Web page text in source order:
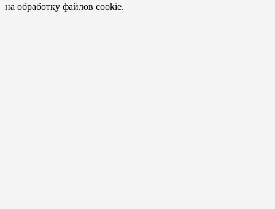
на обработку файлов cookie.